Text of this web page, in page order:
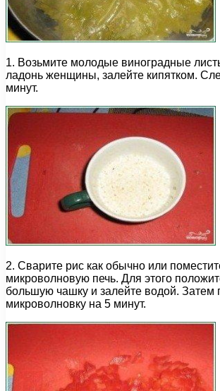
1. Возьмите молодые виноградные
ладонь женщины, залейте кипятком.
минут.
2. Сварите рис как обычно или
микроволновую печь. Для этого
большую чашку и залейте водой. Затем
микроволновку на 5 минут.